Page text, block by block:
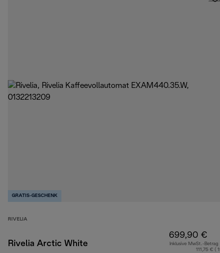
GRATIS-GESCHENK
RIVELIA
Rivelia Arctic White
699,90 €
Inklusive MwSt.-Betrag
111,75 € (